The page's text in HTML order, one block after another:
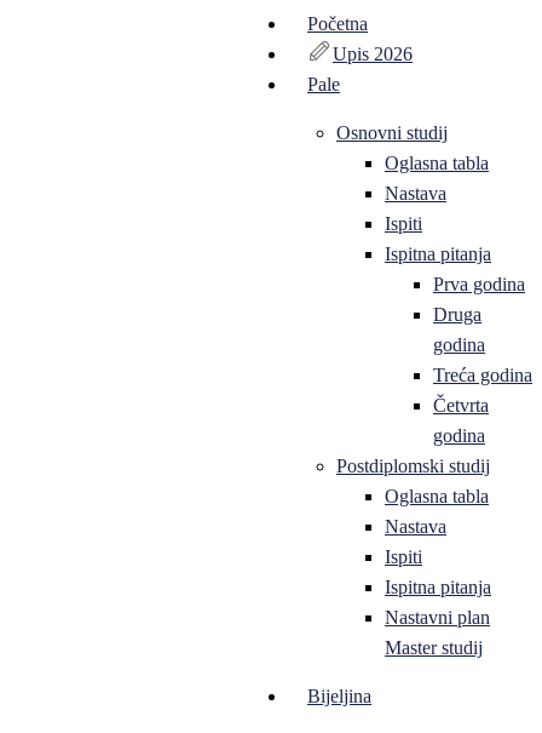
Početna
Upis 2026
Pale
Osnovni studij
Oglasna tabla
Nastava
Ispiti
Ispitna pitanja
Prva godina
Druga
godina
Treća godina
Četvrta
godina
Postdiplomski studij
Oglasna tabla
Nastava
Ispiti
Ispitna pitanja
Nastavni plan
Master studij
Bijeljina